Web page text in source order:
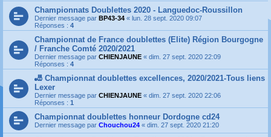
Championnats Doublettes 2020 - Languedoc-Roussillon
Dernier message par BP43-34 « lun. 28 sept. 2020 09:07
Réponses : 4
Championnat de France doublettes (Elite) Région Bourgogne
/ Franche Comté 2020/2021
Dernier message par CHIENJAUNE « dim. 27 sept. 2020 22:09
Réponses : 4
🎳 Championnat doublettes excellences, 2020/2021-Tous liens
Lexer
Dernier message par CHIENJAUNE « dim. 27 sept. 2020 22:06
Réponses : 1
Championnat doublettes honneur Dordogne cd24
Dernier message par Chouchou24 « dim. 27 sept. 2020 21:20